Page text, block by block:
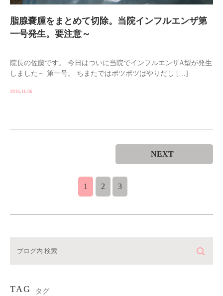
脂腺嚢腫をまとめて切除。当院インフルエンザ第
一号発生。要注意～
院長の佐藤です。 今日はついに当院でインフルエンザA型が発生
しました～ 第一号。 ちまたではポツポツはやりだし […]
2016.11.06
1 2 3
NEXT
TAG タグ